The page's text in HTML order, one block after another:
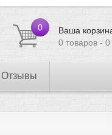
0
Ваша
0 товаров - 0
Отзывы